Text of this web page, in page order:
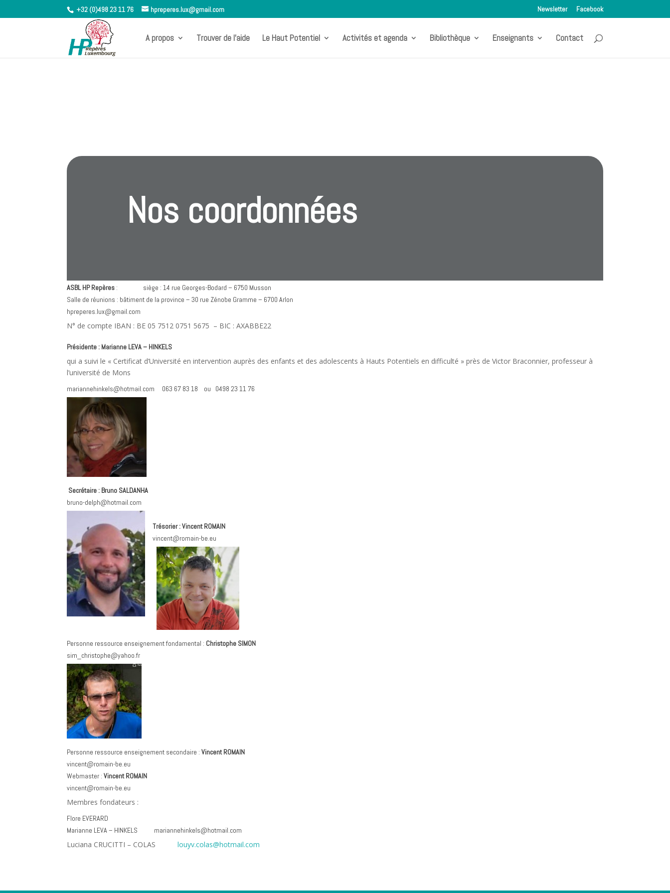
+32 (0)498 23 11 76 hpreperes.lux@gmail.com Newsletter Facebook
A propos Trouver de l’aide Le Haut Potentiel Activités et agenda Bibliothèque Enseignants Contact
Nos coordonnées
ASBL HP Repères : siège : 14 rue Georges-Bodard – 6750 Musson
Salle de réunions : bâtiment de la province – 30 rue Zénobe Gramme – 6700 Arlon
hpreperes.lux@gmail.com
N° de compte IBAN : BE 05 7512 0751 5675 – BIC : AXABBE22
Présidente : Marianne LEVA – HINKELS
qui a suivi le « Certificat d’Université en intervention auprès des enfants et des adolescents à Hauts Potentiels en difficulté » près de Victor Braconnier, professeur à
l’université de Mons
mariannehinkels@hotmail.com 063 67 83 18 ou 0498 23 11 76
Secrétaire : Bruno SALDANHA
bruno-delph@hotmail.com
Trésorier :Vincent ROMAIN
vincent@romain-be.eu
Personne ressource enseignement fondamental : Christophe SIMON
sim_christophe@yahoo.fr
Personne ressource enseignement secondaire :Vincent ROMAIN
vincent@romain-be.eu
Webmaster :Vincent ROMAIN
vincent@romain-be.eu
Membres fondateurs :
Flore EVERARD
Marianne LEVA – HINKELS mariannehinkels@hotmail.com
Luciana CRUCITTI – COLASlouyv.colas@hotmail.com